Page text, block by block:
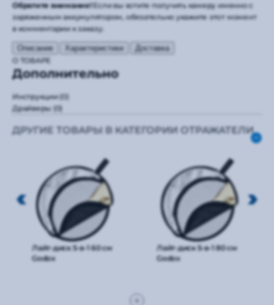
Обратите внимание!Если вы хотите получить камеру именно с
заряженным аккумулятором, обязательно укажите этот момент
в комментарии к заказу.
Описание Характеристики
Доставка
О ТОВАРЕ
Дополнительно
Инструкции(0)
Драйверы (0)
ДРУГИЕ ТОВАРЫ В КАТЕГОРИИ ОТРАЖАТЕЛИ
Лайт-диск 5-в-1 60 см
Godox
Лайт-диск 5-в-1 80 см
Godox